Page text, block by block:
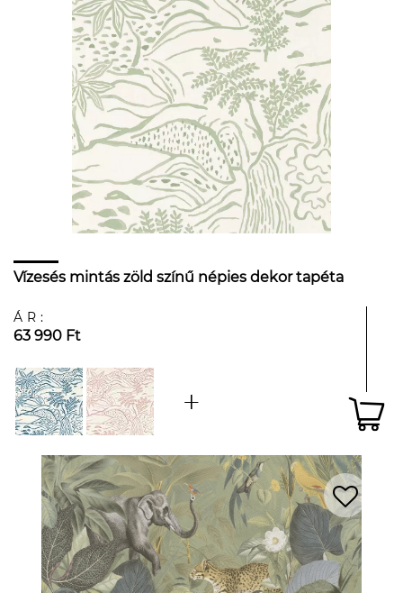
Vízesés mintás zöld színű népies dekor tapéta
ÁR:
63 990 Ft